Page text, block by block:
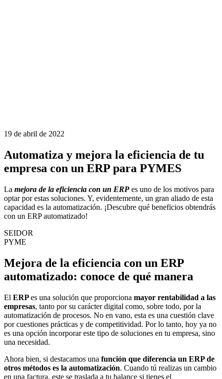
19 de abril de 2022
Automatiza y mejora la eficiencia de tu
empresa con un ERP para PYMES
La mejora de la eficiencia con un ERP es uno de los motivos para
optar por estas soluciones. Y, evidentemente, un gran aliado de esta
capacidad es la automatización. ¡Descubre qué beneficios obtendrás
con un ERP automatizado!
SEIDOR
PYME
Mejora de la eficiencia con un ERP
automatizado: conoce de qué manera
El ERP es una solución que proporciona mayor rentabilidad a las
empresas, tanto por su carácter digital como, sobre todo, por la
automatización de procesos. No en vano, esta es una cuestión clave
por cuestiones prácticas y de competitividad. Por lo tanto, hoy ya no
es una opción incorporar este tipo de soluciones en tu empresa, sino
una necesidad.
Ahora bien, si destacamos una función que diferencia un ERP de
otros métodos es la automatización. Cuando tú realizas un cambio
en una factura, este se traslada a tu balance si tienes el